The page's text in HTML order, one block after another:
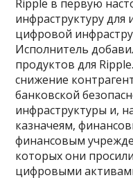
Ripple в первую
инфраструктуру для
цифровой
Исполнитель
продуктов для
снижение
банковской
инфраструктуры и,
казначеям,
финансовым
которых они
цифровыми